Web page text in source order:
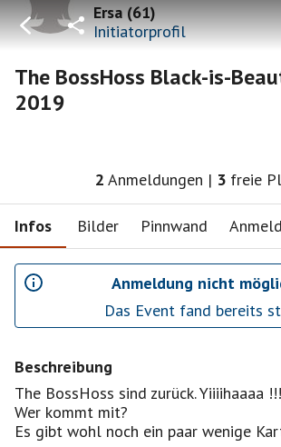
Ersa(61)
Initiatorprofil
The BossHoss Black-is-
2019
2 Anmeldungen | 3 freie
Infos Bilder Pinnwand
Anmeldung nicht
Das Event fand bereits
Beschreibung
The BossHoss sind zurück. Yiiiihaaaa !!!
Wer kommt mit?
Es gibt wohl noch ein paar wenige